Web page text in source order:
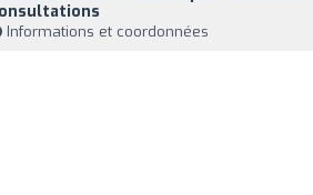
Informations et coordonnées